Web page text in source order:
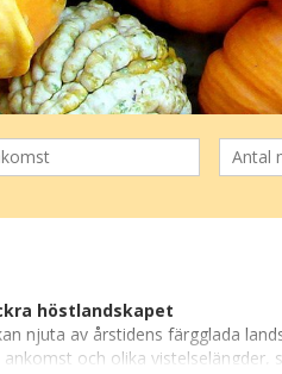
höstlandskapet
njuta av årstidens färgglada
och olika vistelselängder,